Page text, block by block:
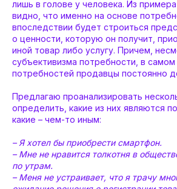
лишь в голове у человека. Из
видно, что именно на основе
впоследствии будет строиться
о ценности, которую он получит,
иной товар либо услугу. Причем,
субъективизма потребности, в
потребностей продавцы постоянно
Предлагаю проанализировать
определить, какие из них являются
какие – чем-то иным:
– Я хотел бы приобрести смартфон.
– Мне не нравится толкотня в
по утрам.
– Меня не устраивает, что я трачу